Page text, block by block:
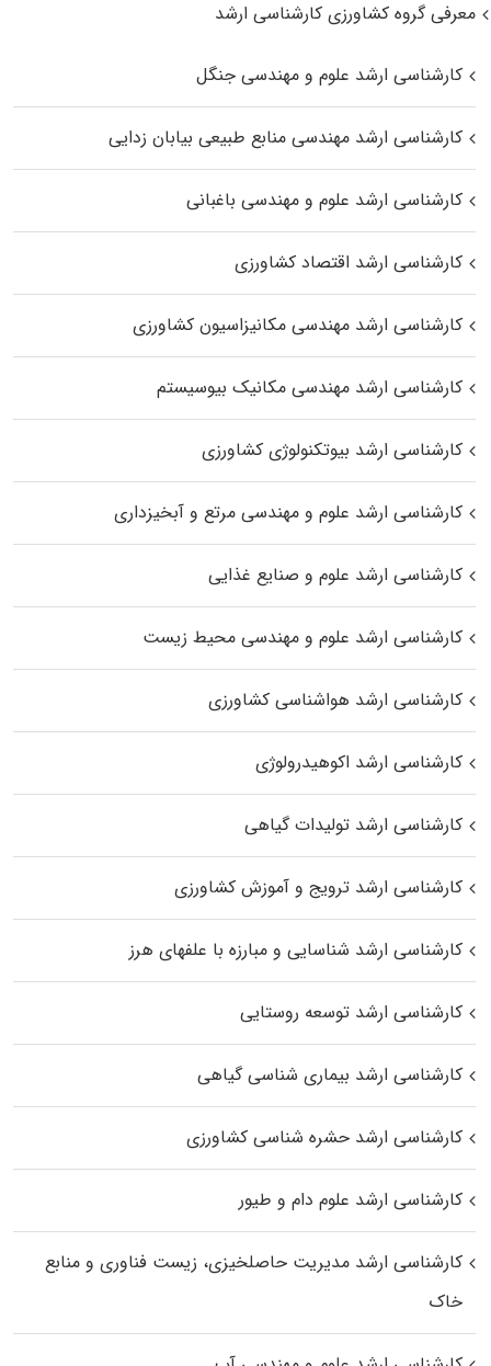
معرفی گروه کشاورزی کارشناسی ارشد
کارشناسی ارشد علوم و مهندسی جنگل
کارشناسی ارشد مهندسی منابع طبیعی بیابان زدایی
کارشناسی ارشد علوم و مهندسی باغبانی
کارشناسی ارشد اقتصاد کشاورزی
کارشناسی ارشد مهندسی مکانیزاسیون کشاورزی
کارشناسی ارشد مهندسی مکانیک بیوسیستم
کارشناسی ارشد بیوتکنولوژی کشاورزی
کارشناسی ارشد علوم و مهندسی مرتع و آبخیزداری
کارشناسی ارشد علوم و صنایع غذایی
کارشناسی ارشد علوم و مهندسی محیط زیست
کارشناسی ارشد هواشناسی کشاورزی
کارشناسی ارشد اکوهیدرولوژی
کارشناسی ارشد تولیدات گیاهی
کارشناسی ارشد ترویج و آموزش کشاورزی
کارشناسی ارشد شناسایی و مبارزه با علفهای هرز
کارشناسی ارشد توسعه روستایی
کارشناسی ارشد بیماری‌ شناسی گیاهی
کارشناسی ارشد حشره‌ شناسی کشاورزی
کارشناسی ارشد علوم دام و طیور
کارشناسی ارشد مدیریت حاصلخیزی، زیست فناوری و منابع
خاک